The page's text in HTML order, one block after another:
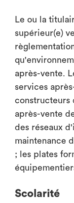
Le ou la
supérieur(e)
après-vente.
services
constructeurs
après-vente
des réseaux
maintenance
; les plates
Scolarité